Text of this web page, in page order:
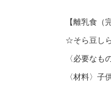
【離乳食（
☆そら豆し
〈必要な
〈材料〉子